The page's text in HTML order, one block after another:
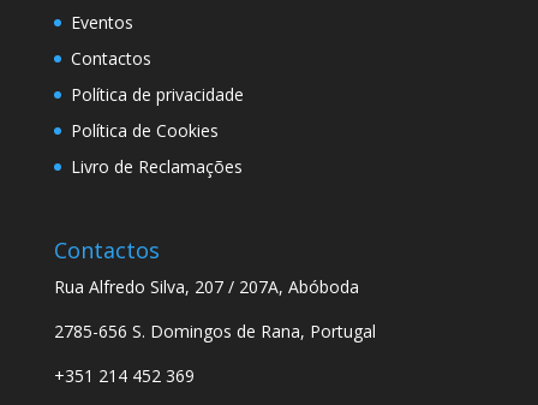
Eventos
Contactos
Política de privacidade
Política de Cookies
Livro de Reclamações
Contactos
Rua Alfredo Silva, 207 / 207A, Abóboda
2785-656 S. Domingos de Rana, Portugal
+351 214 452 369